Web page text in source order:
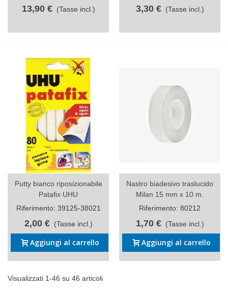
13,90 € (Tasse incl.) 3,30 € (Tasse incl.)
Putty bianco riposizionabile
Patafix UHU
Riferimento: 39125-38021
2,00 € (Tasse incl.)
Aggiungi al carrello
Nastro biadesivo traslucido
Milan 15 mm x 10 m.
Riferimento: 80212
1,70 € (Tasse incl.)
Aggiungi al carrello
Visualizzati 1-46 su 46 articoli